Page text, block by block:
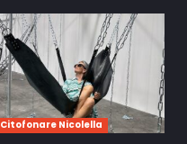
Citofonare Nicolella